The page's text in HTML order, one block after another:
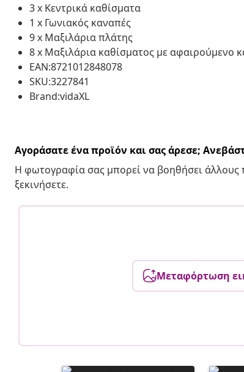
3 x Κεντρικά καθίσματα
1 x Γωνιακός καναπές
9 x Μαξιλάρια πλάτης
8 x Μαξιλάρια καθίσματος με αφαιρούμενο
EAN:8721012848078
SKU:3227841
Brand:vidaXL
Αγοράσατε ένα προϊόν και σας άρεσε;
Η φωτογραφία σας μπορεί να βοηθήσει
ξεκινήσετε.
Μεταφόρτωση